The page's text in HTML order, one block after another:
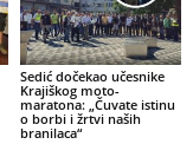
Sedić dočekao učesnike
Krajiškog moto-
maratona: „Čuvate istinu
o borbi i žrtvi naših
branilaca“